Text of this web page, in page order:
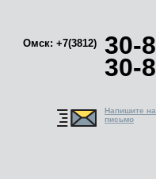
Омск: +7(3812) 30-
30-
Напишите
письмо